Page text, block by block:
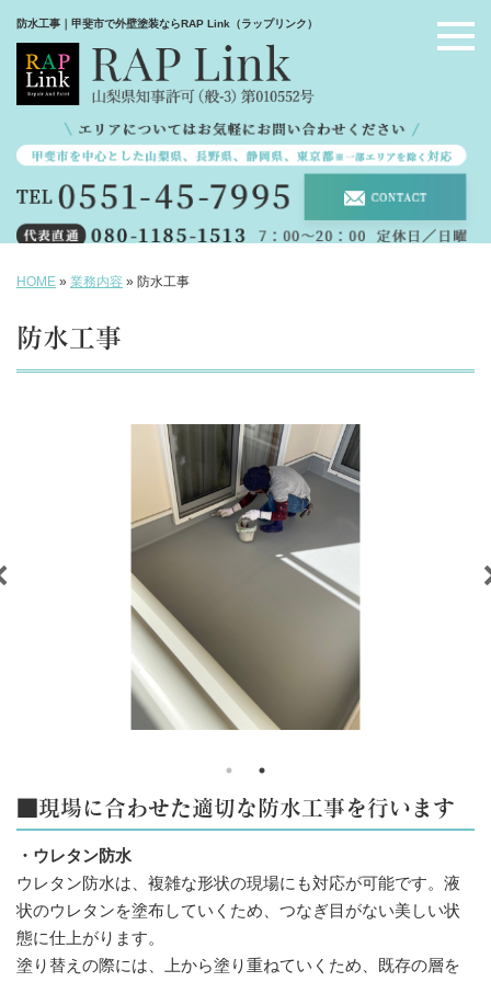
防水工事｜甲斐市で外壁塗装ならRAP Link（ラップリンク）
HOME » 業務内容 » 防水工事
防水工事
■現場に合わせた適切な防水工事を行います
・ウレタン防水
ウレタン防水は、複雑な形状の現場にも対応が可能です。液
状のウレタンを塗布していくため、つなぎ目がない美しい状
態に仕上がります。
塗り替えの際には、上から塗り重ねていくため、既存の層を